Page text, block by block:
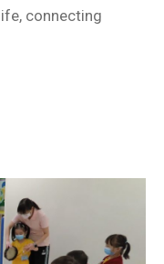
connecting